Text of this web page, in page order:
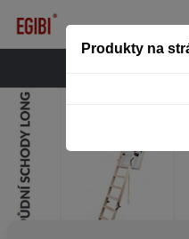
Produkty na